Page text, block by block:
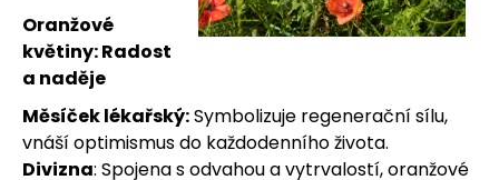
Oranžové
květiny: Radost
a naděje
Měsíček lékařský:Symbolizuje regenerační sílu,
vnáší optimismus do každodenního života.
Divizna: Spojena s odvahou a vytrvalostí, oranžové
D
o
p
o